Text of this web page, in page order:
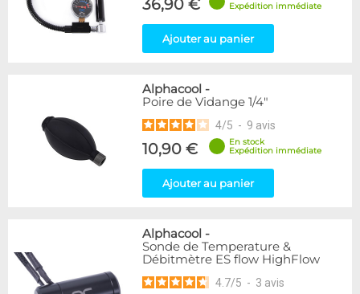
36,90 €
Expédition immédiate
Ajouter au panier
Alphacool -
Poire de Vidange 1/4"
4/5 - 9 avis
10,90 €
En stock
Expédition immédiate
Ajouter au panier
Alphacool -
Sonde de Temperature &
Débitmètre ES flow HighFlow
4.7/5 - 3 avis